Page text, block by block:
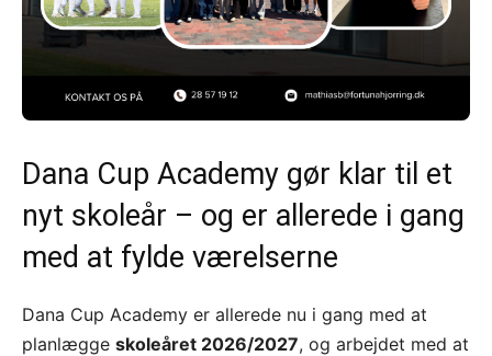
Dana Cup Academy gør klar til et
nyt skoleår – og er allerede i gang
med at fylde værelserne
Dana Cup Academy er allerede nu i gang med at
planlægge skoleåret 2026/2027, og arbejdet med at